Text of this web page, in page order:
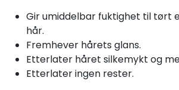
Gir umiddelbar fuktighet til tørt
hår.
Fremhever hårets glans.
Etterlater håret silkemykt og
Etterlater ingen rester.